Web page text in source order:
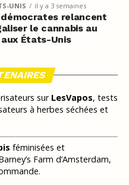
UNIS il y a 3 semaines
relancent
le cannabis au
États-Unis
sur LesVapos, tests
à herbes séchées et
féminisées et
Farm d’Amsterdam,